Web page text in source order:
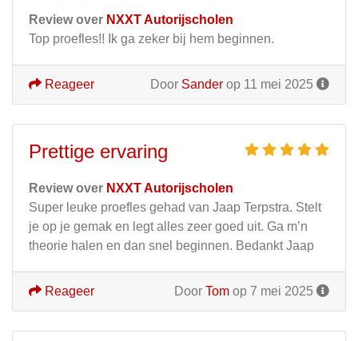
Review over NXXT Autorijscholen
Top proefles!! Ik ga zeker bij hem beginnen.
Door Sander op 11 mei 2025
Reageer
Prettige ervaring
Review over NXXT Autorijscholen
Super leuke proefles gehad van Jaap Terpstra. Stelt
je op je gemak en legt alles zeer goed uit. Ga m’n
theorie halen en dan snel beginnen. Bedankt Jaap
Door Tom op 7 mei 2025
Reageer